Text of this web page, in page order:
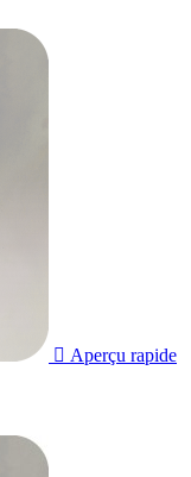
 Aperçu rapide